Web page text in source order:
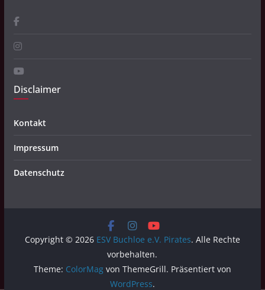
Disclaimer
Kontakt
Impressum
Datenschutz
Copyright © 2026 ESV Buchloe e.V. Pirates. Alle Rechte
vorbehalten.
Theme: ColorMagvon ThemeGrill. Präsentiert von
WordPress.